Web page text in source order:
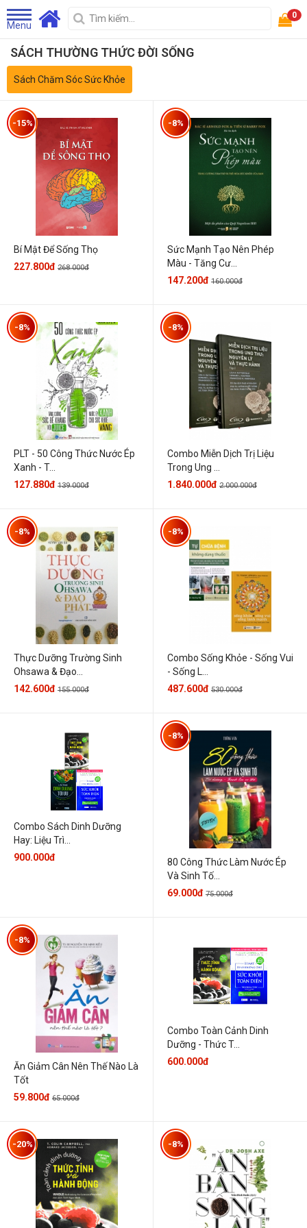
Menu
0
SÁCH THƯỜNG THỨC ĐỜI SỐNG
Sách Chăm Sóc Sức Khỏe
Bí Mật Để Sống Thọ
-15%
227.800đ 268.000đ
Sức Mạnh Tạo Nên Phép
Màu - Tăng Cư...
-8%
147.200đ 160.000đ
PLT - 50 Công Thức Nước Ép
Xanh - T...
-8%
127.880đ 139.000đ
Combo Miễn Dịch Trị Liệu
Trong Ung ...
-8%
1.840.000đ 2.000.000đ
Thực Dưỡng Trường Sinh
Ohsawa & Đạo...
-8%
142.600đ 155.000đ
Combo Sống Khỏe - Sống Vui
- Sống L...
-8%
487.600đ 530.000đ
Combo Sách Dinh Dưỡng
Hay: Liệu Trì...
900.000đ
80 Công Thức Làm Nước Ép
Và Sinh Tố...
-8%
69.000đ 75.000đ
Ăn Giảm Cân Nên Thế Nào Là
Tốt
-8%
59.800đ 65.000đ
Combo Toàn Cảnh Dinh
Dưỡng - Thức T...
600.000đ
-20% -8%